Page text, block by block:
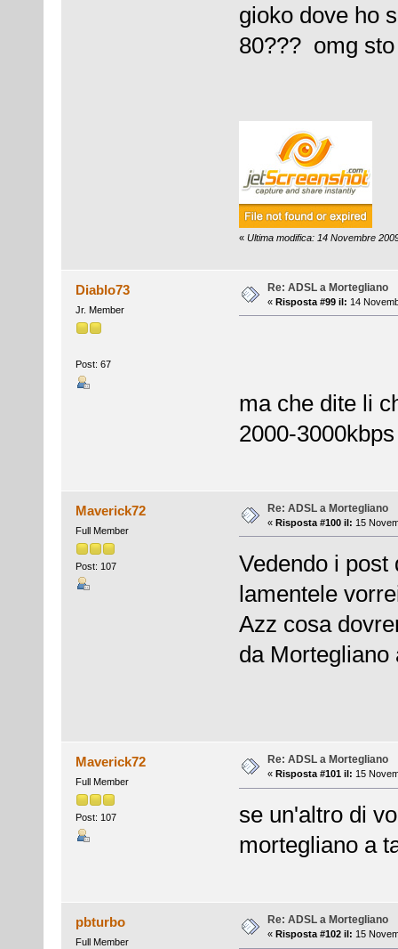
gioko dove ho
80??? omg
« Ultima modifica: 14 Novembre
Diablo73
Jr. Member
Post: 67
Re: ADSL a Mortegliano
« Risposta #99 il: 14
ma che dite li
2000-
Maverick72
Full Member
Post: 107
Re: ADSL a Mortegliano
« Risposta #100 il: 15
Vedendo i post
lamentele
Azz cosa
da Mortegliano
Maverick72
Full Member
Post: 107
Re: ADSL a Mortegliano
« Risposta #101 il: 15
se un'altro di
mortegliano a
pbturbo
Full Member
Re: ADSL a Mortegliano
« Risposta #102 il: 15